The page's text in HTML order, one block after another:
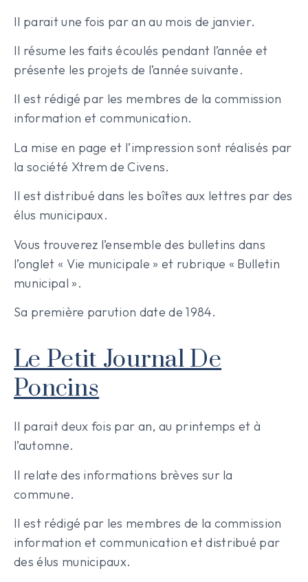
Il parait une fois par an au mois de janvier.
Il résume les faits écoulés pendant l’année et
présente les projets de l’année suivante.
Il est rédigé par les membres de la commission
information et communication.
La mise en page et l’impression sont réalisés par
la société Xtrem de Civens.
Il est distribué dans les boîtes aux lettres par des
élus municipaux.
Vous trouverez l’ensemble des bulletins dans
l’onglet « Vie municipale » et rubrique « Bulletin
municipal ».
Sa première parution date de 1984.
Le Petit Journal De
Poncins
Il parait deux fois par an, au printemps et à
l’automne.
Il relate des informations brèves sur la
commune.
Il est rédigé par les membres de la commission
information et communication et distribué par
des élus municipaux.